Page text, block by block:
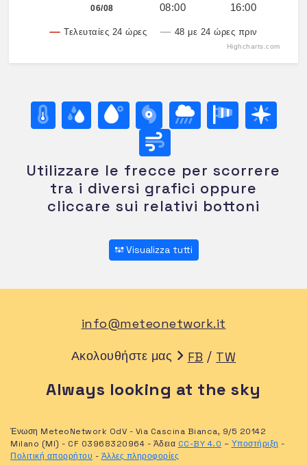
Τελευταίες 24 ώρες 48 με 24 ώρες πριν
06/08 08:00 16:00
Highcharts.com
Utilizzare le frecce per scorrere
tra i diversi grafici oppure
cliccare sui relativi bottoni
Visualizza tutti
info@meteonetwork.it
Ακολουθήστε μας FB / TW
Always looking at the sky
Ένωση MeteoNetwork OdV - Via Cascina Bianca, 9/5 20142
Milano (MI) - CF 03968320964 - Άδεια CC-BY 4.0 – Υποστήριξη -
Πολιτική απορρήτου - Άλλες πληροφορίες